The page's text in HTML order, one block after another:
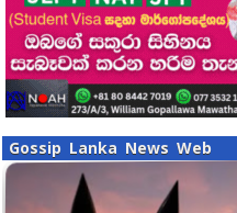
Gossip Lanka News Web